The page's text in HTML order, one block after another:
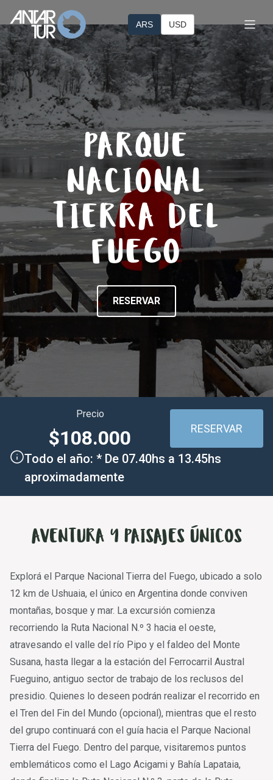
ARS USD
Home
Invierno
Verano
Antártida
Turismo Corporativo
Ushuaia
Información Hotelera
Información Gastronómica
Contacto
PARQUE
NACIONAL
TIERRA DEL
FUEGO
RESERVAR
Precio
$108.000 RESERVAR
Todo el año: * De 07.40hs a 13.45hs
aproximadamente
AVENTURA Y PAISAJES ÚNICOS
Explorá el Parque Nacional Tierra del Fuego, ubicado a solo
12 km de Ushuaia, el único en Argentina donde conviven
montañas, bosque y mar. La excursión comienza
recorriendo la Ruta Nacional N.º 3 hacia el oeste,
atravesando el valle del río Pipo y el faldeo del Monte
Susana, hasta llegar a la estación del Ferrocarril Austral
Fueguino, antiguo sector de trabajo de los reclusos del
presidio. Quienes lo deseen podrán realizar el recorrido en
el Tren del Fin del Mundo (opcional), mientras que el resto
del grupo continuará con el guía hacia el Parque Nacional
Tierra del Fuego. Dentro del parque, visitaremos puntos
emblemáticos como el Lago Acigami y Bahía Lapataia,